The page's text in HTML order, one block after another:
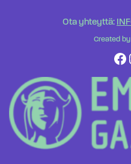
Ota yhteyttä:
Created by